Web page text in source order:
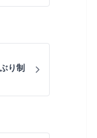
り制